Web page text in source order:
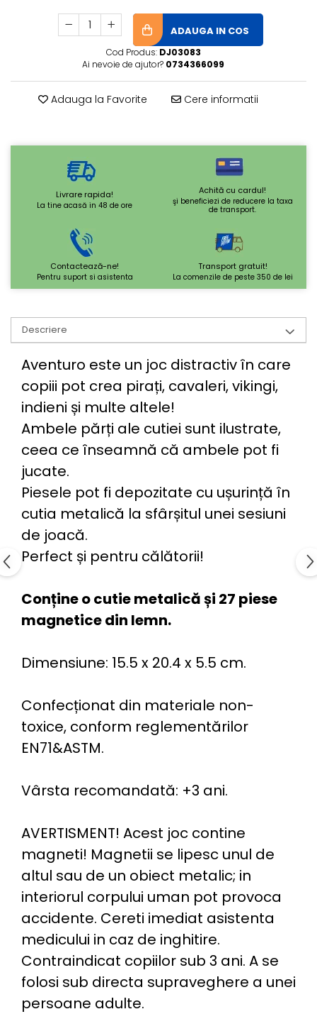
ADAUGA IN COS
Cod Produs: DJ03083
Ai nevoie de ajutor? 0734366099
Adauga la Favorite Cere informatii
Livrare rapida!
La tine acasă in 48 de ore
Achită cu cardul!
şi beneficiezi de reducere la taxa
de transport.
Contactează-ne!
Pentru suport si asistenta
Transport gratuit!
La comenzile de peste 350 de lei
Descriere
Aventuro este un joc distractiv în care
copiii pot crea pirați, cavaleri, vikingi,
indieni și multe altele!
Ambele părți ale cutiei sunt ilustrate,
ceea ce înseamnă că ambele pot fi
jucate.
Piesele pot fi depozitate cu ușurință în
cutia metalică la sfârșitul unei sesiuni
de joacă.
Perfect și pentru călătorii!
Conține o cutie metalică și 27 piese
magnetice din lemn.
Dimensiune: 15.5 x 20.4 x 5.5 cm.
Confecționat din materiale non-
toxice, conform reglementărilor
EN71&ASTM.
Vârsta recomandată: +3 ani.
AVERTISMENT! Acest joc contine
magneti! Magnetii se lipesc unul de
altul sau de un obiect metalic; in
interiorul corpului uman pot provoca
accidente. Cereti imediat asistenta
medicului in caz de inghitire.
Contraindicat copiilor sub 3 ani. A se
folosi sub directa supraveghere a unei
persoane adulte.